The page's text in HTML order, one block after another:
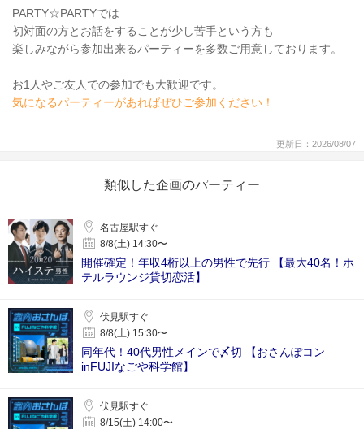
PARTY☆PARTYでは
初対面の方とお話をすることが少し苦手という方も
楽しみながら参加出来るパーティーを多数ご用意しております。
お1人やご友人での参加でも大歓迎です。
気になるパーティーがあればぜひご参加ください！
更新日：2026/08/07
類似した企画のパーティー
名古屋駅すぐ
8/8(土) 14:30〜
開催確定！年収4桁以上の男性で先行 【最大40名！ホ
テルラウンジ貸切恋活】
伏見駅すぐ
8/8(土) 15:30〜
同年代！40代男性メインで〆切 【おさんぽコン
inFUJIなごや科学館】
伏見駅すぐ
8/15(土) 14:00〜